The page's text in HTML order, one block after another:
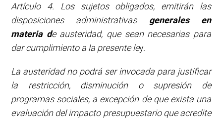
Artículo 4. Los sujetos obligados, emitirán las
disposiciones administrativas generales en
materia de austeridad, que sean necesarias para
dar cumplimiento a la presente ley.
La austeridad no podrá ser invocada para justificar
la restricción, disminución o supresión de
programas sociales, a excepción de que exista una
evaluación del impacto presupuestario que acredite